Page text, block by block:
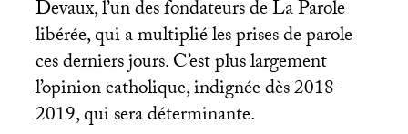
Devaux, l’un des fondateurs de La Parole
libérée, qui a multiplié les prises de parole
ces derniers jours. C’est plus largement
l’opinion catholique, indignée dès 2018-
2019, qui sera déterminante.